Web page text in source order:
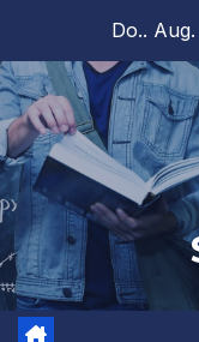
springen
Do..